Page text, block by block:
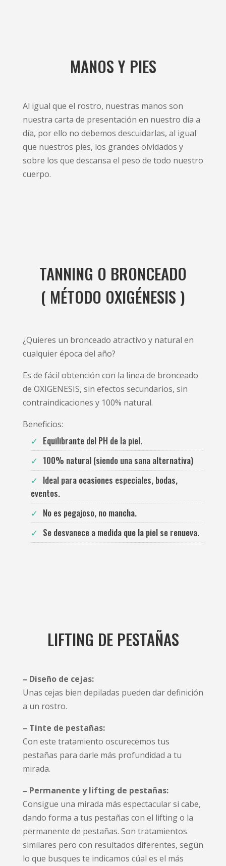
MANOS Y PIES
Al igual que el rostro, nuestras manos son
nuestra carta de presentación en nuestro día a
día, por ello no debemos descuidarlas, al igual
que nuestros pies, los grandes olvidados y
sobre los que descansa el peso de todo nuestro
cuerpo.
TANNING O BRONCEADO
( MÉTODO OXIGÉNESIS )
¿Quieres un bronceado atractivo y natural en
cualquier época del año?
Es de fácil obtención con la linea de bronceado
de OXIGENESIS, sin efectos secundarios, sin
contraindicaciones y 100% natural.
Beneficios:
Equilibrante del PH de la piel.
100% natural (siendo una sana alternativa)
Ideal para ocasiones especiales, bodas,
eventos.
No es pegajoso, no mancha.
Se desvanece a medida que la piel se renueva.
LIFTING DE PESTAÑAS
– Diseño de cejas:
Unas cejas bien depiladas pueden dar definición
a un rostro.
– Tinte de pestañas:
Con este tratamiento oscurecemos tus
pestañas para darle más profundidad a tu
mirada.
– Permanente y lifting de pestañas:
Consigue una mirada más espectacular si cabe,
dando forma a tus pestañas con el lifting o la
permanente de pestañas. Son tratamientos
similares pero con resultados diferentes, según
lo que busques te indicamos cúal es el más